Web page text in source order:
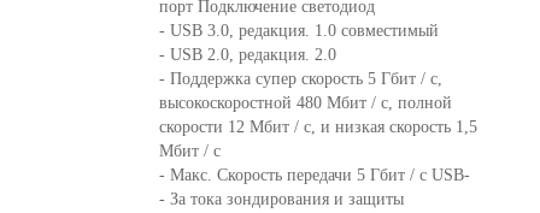
порт Подключение светодиод
- USB 3.0, редакция. 1.0 совместимый
- USB 2.0, редакция. 2.0
- Поддержка супер скорость 5 Гбит / с,
высокоскоростной 480 Мбит / с, полной
скорости 12 Мбит / с, и низкая скорость 1,5
Мбит / с
- Макс. Скорость передачи 5 Гбит / с USB-
- За тока зондирования и защиты